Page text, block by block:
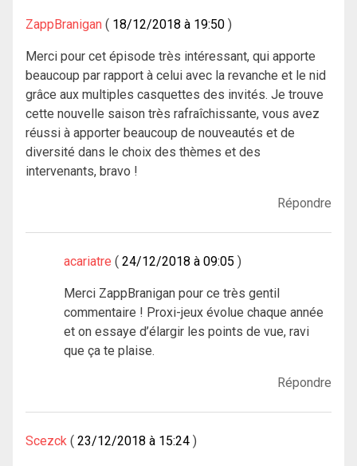
ZappBranigan 18/12/2018 à 19:50
Merci pour cet épisode très intéressant, qui apporte
beaucoup par rapport à celui avec la revanche et le nid
grâce aux multiples casquettes des invités. Je trouve
cette nouvelle saison très rafraîchissante, vous avez
réussi à apporter beaucoup de nouveautés et de
diversité dans le choix des thèmes et des
intervenants, bravo !
Répondre
acariatre 24/12/2018 à 09:05
Merci ZappBranigan pour ce très gentil
commentaire ! Proxi-jeux évolue chaque année
et on essaye d’élargir les points de vue, ravi
que ça te plaise.
Répondre
Scezck 23/12/2018 à 15:24